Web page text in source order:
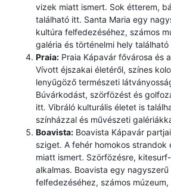
vizek miatt ismert. Sok étterem,
található itt. Santa Maria egy
kultúra felfedezéséhez, számos
galéria és történelmi hely található
Praia: Praia Kápavár fővárosa és
Vívott éjszakai életéről, színes
lenyűgöző természeti
Búvárkodást, szörfözést és
itt. Vibráló kulturális életet is
színházzal és művészeti
Boavista: Boavista Kápavár
sziget. A fehér homokos
miatt ismert. Szörfözésre,
alkalmas. Boavista egy
felfedezéséhez, számos